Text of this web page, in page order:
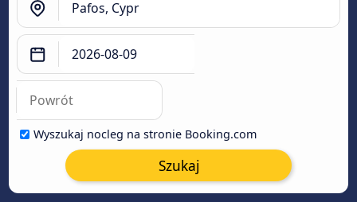
Wyszukaj nocleg na stronie Booking.com
Szukaj